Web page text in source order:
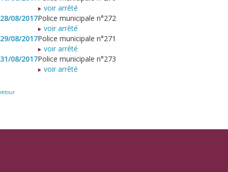
voir arrêté
28/08/2017Police municipale n°272
voir arrêté
29/08/2017Police municipale n°271
voir arrêté
31/08/2017Police municipale n°273
voir arrêté
retour